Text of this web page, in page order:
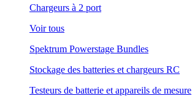
Chargeurs à 2 port
Voir tous
Spektrum Powerstage Bundles
Stockage des batteries et chargeurs RC
Testeurs de batterie et appareils de mesure